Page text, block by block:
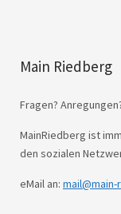
Main Riedberg
Fragen?
MainRiedberg ist
den sozialen
eMail an: